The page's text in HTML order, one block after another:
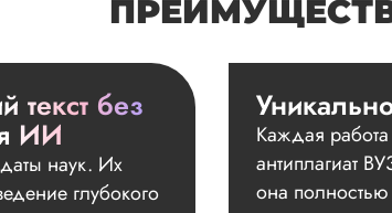
текст без
ИИ
наук. Их
глубокого
Каждая
антиплагиат
она